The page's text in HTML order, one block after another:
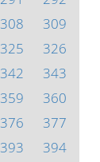
308
309
325
326
342
343
359
360
376
377
393
394